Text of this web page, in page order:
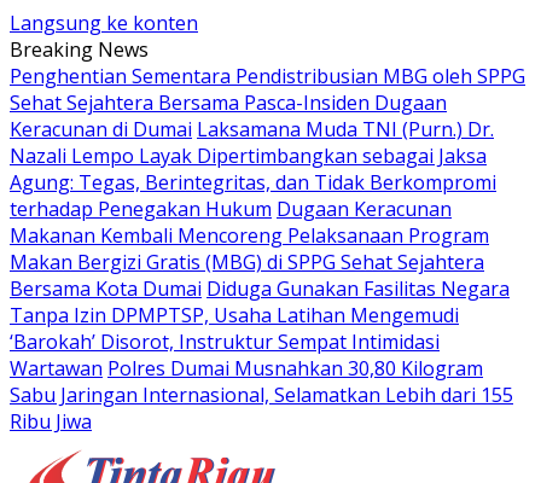
Langsung ke konten
Breaking News
Penghentian Sementara Pendistribusian MBG oleh SPPG
Sehat Sejahtera Bersama Pasca-Insiden Dugaan
Keracunan di Dumai Laksamana Muda TNI (Purn.) Dr.
Nazali Lempo Layak Dipertimbangkan sebagai Jaksa
Agung: Tegas, Berintegritas, dan Tidak Berkompromi
terhadap Penegakan Hukum Dugaan Keracunan
Makanan Kembali Mencoreng Pelaksanaan Program
Makan Bergizi Gratis (MBG) di SPPG Sehat Sejahtera
Bersama Kota Dumai Diduga Gunakan Fasilitas Negara
Tanpa Izin DPMPTSP, Usaha Latihan Mengemudi
‘Barokah’ Disorot, Instruktur Sempat Intimidasi
Wartawan Polres Dumai Musnahkan 30,80 Kilogram
Sabu Jaringan Internasional, Selamatkan Lebih dari 155
Ribu Jiwa